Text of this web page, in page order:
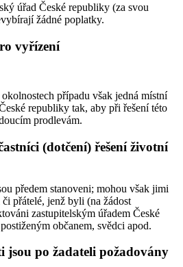
úřad České republiky (za svou
žádné poplatky.
vyřízení
případu však jedná místní
republiky tak, aby při řešení této
prodlevám.
(dotčení) řešení životní
předem stanoveni; mohou však jimi
přátelé, jenž byli (na žádost
zastupitelským úřadem České
občanem, svědci apod.
jsou po žadateli požadovány